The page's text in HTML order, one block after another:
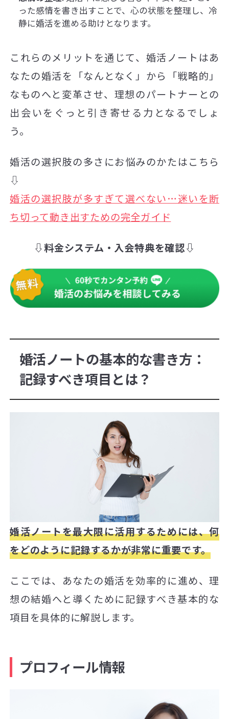
った感情を書き出すことで、心の状態を整理し、冷
静に婚活を進める助けとなります。
これらのメリットを通じて、婚活ノートはあ
なたの婚活を「なんとなく」から「戦略的」
なものへと変革させ、理想のパートナーとの
出会いをぐっと引き寄せる力となるでしょ
う。
婚活の選択肢の多さにお悩みのかたはこちら
⇩
婚活の選択肢が多すぎて選べない…迷いを断
ち切って動き出すための完全ガイド
⇩料金システム・入会特典を確認⇩
婚活ノートの基本的な書き方：
記録すべき項目とは？
婚活ノートを最大限に活用するためには、何
をどのように記録するかが非常に重要です。
ここでは、あなたの婚活を効率的に進め、理
想の結婚へと導くために記録すべき基本的な
項目を具体的に解説します。
プロフィール情報